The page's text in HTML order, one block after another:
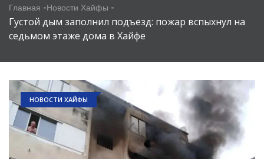
Главная -Новости Хайфы -
Густой дым заполнил подъезд: пожар вспыхнул на
седьмом этаже дома в Хайфе
НОВОСТИ ХАЙФЫ